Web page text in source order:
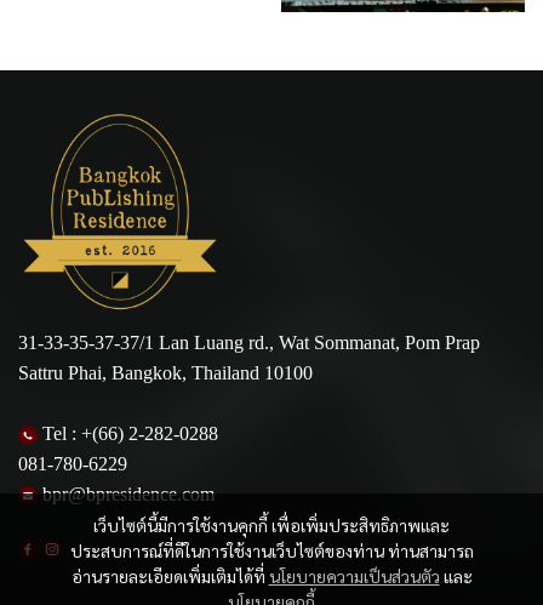
เว็บไซต์นี้มีการใช้งานคุกกี้ เพื่อเพิ่มประสิทธิภาพและ
ประสบการณ์ที่ดีในการใช้งานเว็บไซต์ของท่าน ท่านสามารถ
อ่านรายละเอียดเพิ่มเติมได้ที่ นโยบายความเป็นส่วนตัว และ
31-33-35-37-37/1 Lan Luang rd., Wat Sommanat, Pom Prap
Sattru Phai, Bangkok, Thailand 10100
Tel : +(66) 2-282-0288
081-780-6229
bpr@bpresidence.com